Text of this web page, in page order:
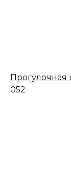
Прогулочная
052